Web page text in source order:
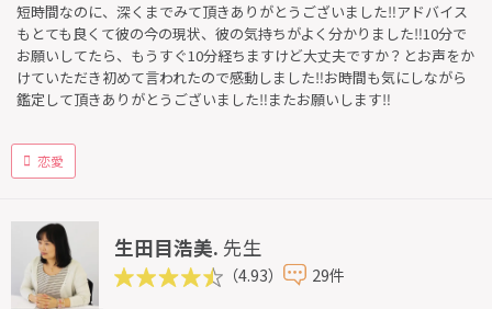
短時間なのに、深くまでみて頂きありがとうございました‼️アドバイス
もとても良くて彼の今の現状、彼の気持ちがよく分かりました‼️10分で
お願いしてたら、もうすぐ10分経ちますけど大丈夫ですか？とお声をか
けていただき初めて言われたので感動しました‼️お時間も気にしながら
鑑定して頂きありがとうございました‼️またお願いします‼️
恋愛
生田目浩美. 先生
（4.93） 29件